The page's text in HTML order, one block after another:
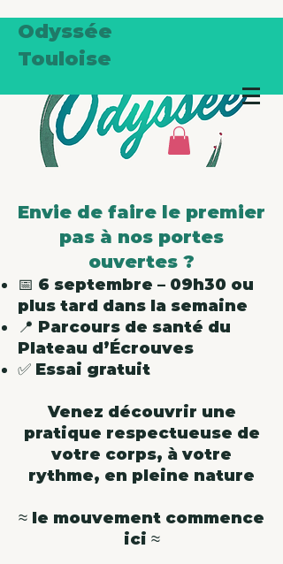
Odyssée
Touloise
Envie de faire le premier
pas à nos portes
ouvertes ?
📅 6 septembre – 09h30 ou
plus tard dans la semaine
📍 Parcours de santé du
Plateau d’Écrouves
✅ Essai gratuit
Venez découvrir une
pratique respectueuse de
votre corps, à votre
rythme, en pleine nature
≈ le mouvement commence
ici ≈